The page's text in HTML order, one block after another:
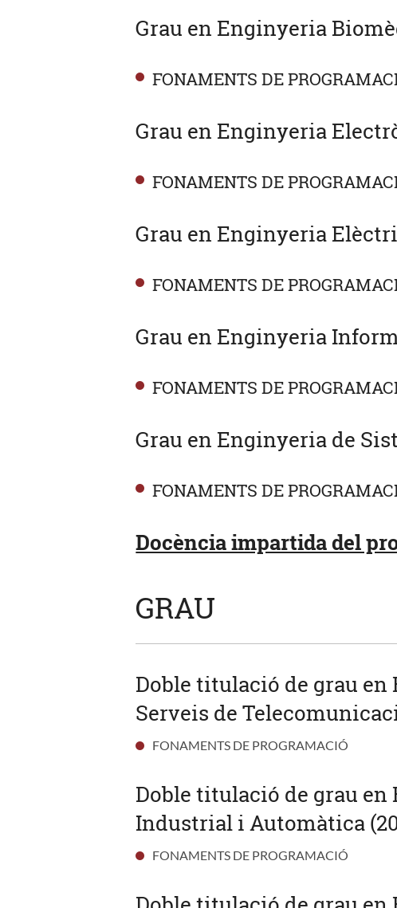
Grau en Enginyeria
FONAMENTS DE
Grau en Enginyeria
FONAMENTS DE
Grau en Enginyeria
FONAMENTS DE
Grau en Enginyeria
FONAMENTS DE
Grau en Enginyeria de
FONAMENTS DE
Docència impartida del
GRAU
Doble titulació de grau
Serveis de
FONAMENTS DE PROGRAMACIÓ
Doble titulació de grau
Industrial i Automàtica
FONAMENTS DE PROGRAMACIÓ